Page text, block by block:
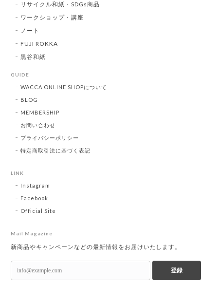
リサイクル和紙・SDGs商品
ワークショップ・講座
ノート
FUJI ROKKA
黒谷和紙
GUIDE
WACCA ONLINE SHOPについて
BLOG
MEMBERSHIP
お問い合わせ
プライバシーポリシー
特定商取引法に基づく表記
LINK
Instagram
Facebook
Official Site
Mail Magazine
新商品やキャンペーンなどの最新情報をお届けいたします。
登録